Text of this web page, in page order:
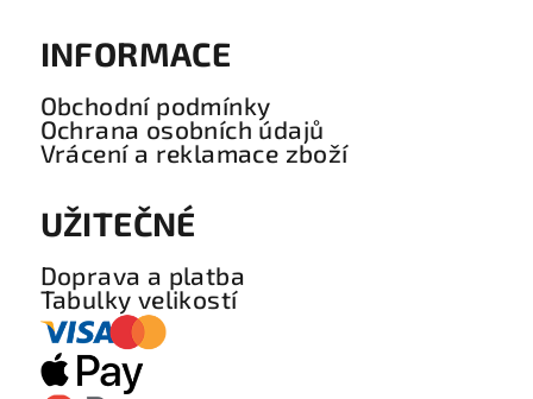
INFORMACE
Obchodní podmínky
Ochrana osobních údajů
Vrácení a reklamace zboží
UŽITEČNÉ
Doprava a platba
Tabulky velikostí